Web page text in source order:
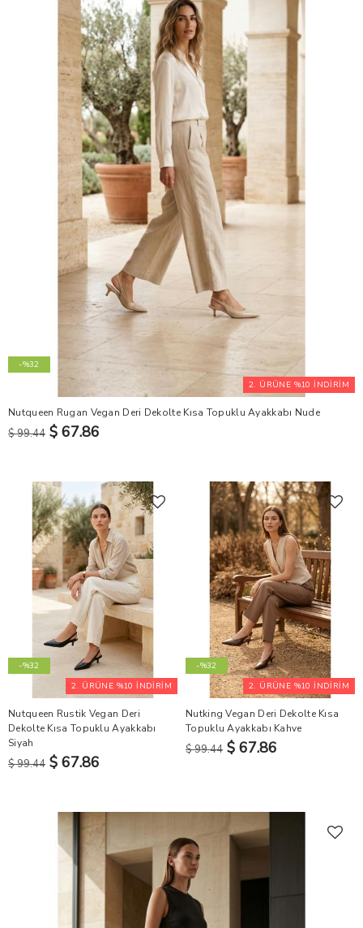
2. ÜRÜNE %10 İNDİRİM
-%32
Nutqueen Rugan Vegan Deri Dekolte Kısa Topuklu Ayakkabı Nude
$ 99.44 $ 67.86
2. ÜRÜNE %10 İNDİRİM
-%32
Nutqueen Rustik Vegan Deri
Dekolte Kısa Topuklu Ayakkabı
Siyah
$ 99.44 $ 67.86
2. ÜRÜNE %10 İNDİRİM
-%32
Nutking Vegan Deri Dekolte Kısa
Topuklu Ayakkabı Kahve
$ 99.44 $ 67.86